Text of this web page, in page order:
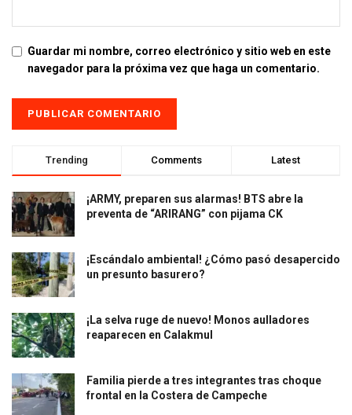
Guardar mi nombre, correo electrónico y sitio web en este
navegador para la próxima vez que haga un comentario.
Trending Comments Latest
¡ARMY, preparen sus alarmas! BTS abre la
preventa de “ARIRANG” con pijama CK
¡Escándalo ambiental! ¿Cómo pasó desapercido
un presunto basurero?
¡La selva ruge de nuevo! Monos aulladores
reaparecen en Calakmul
Familia pierde a tres integrantes tras choque
frontal en la Costera de Campeche